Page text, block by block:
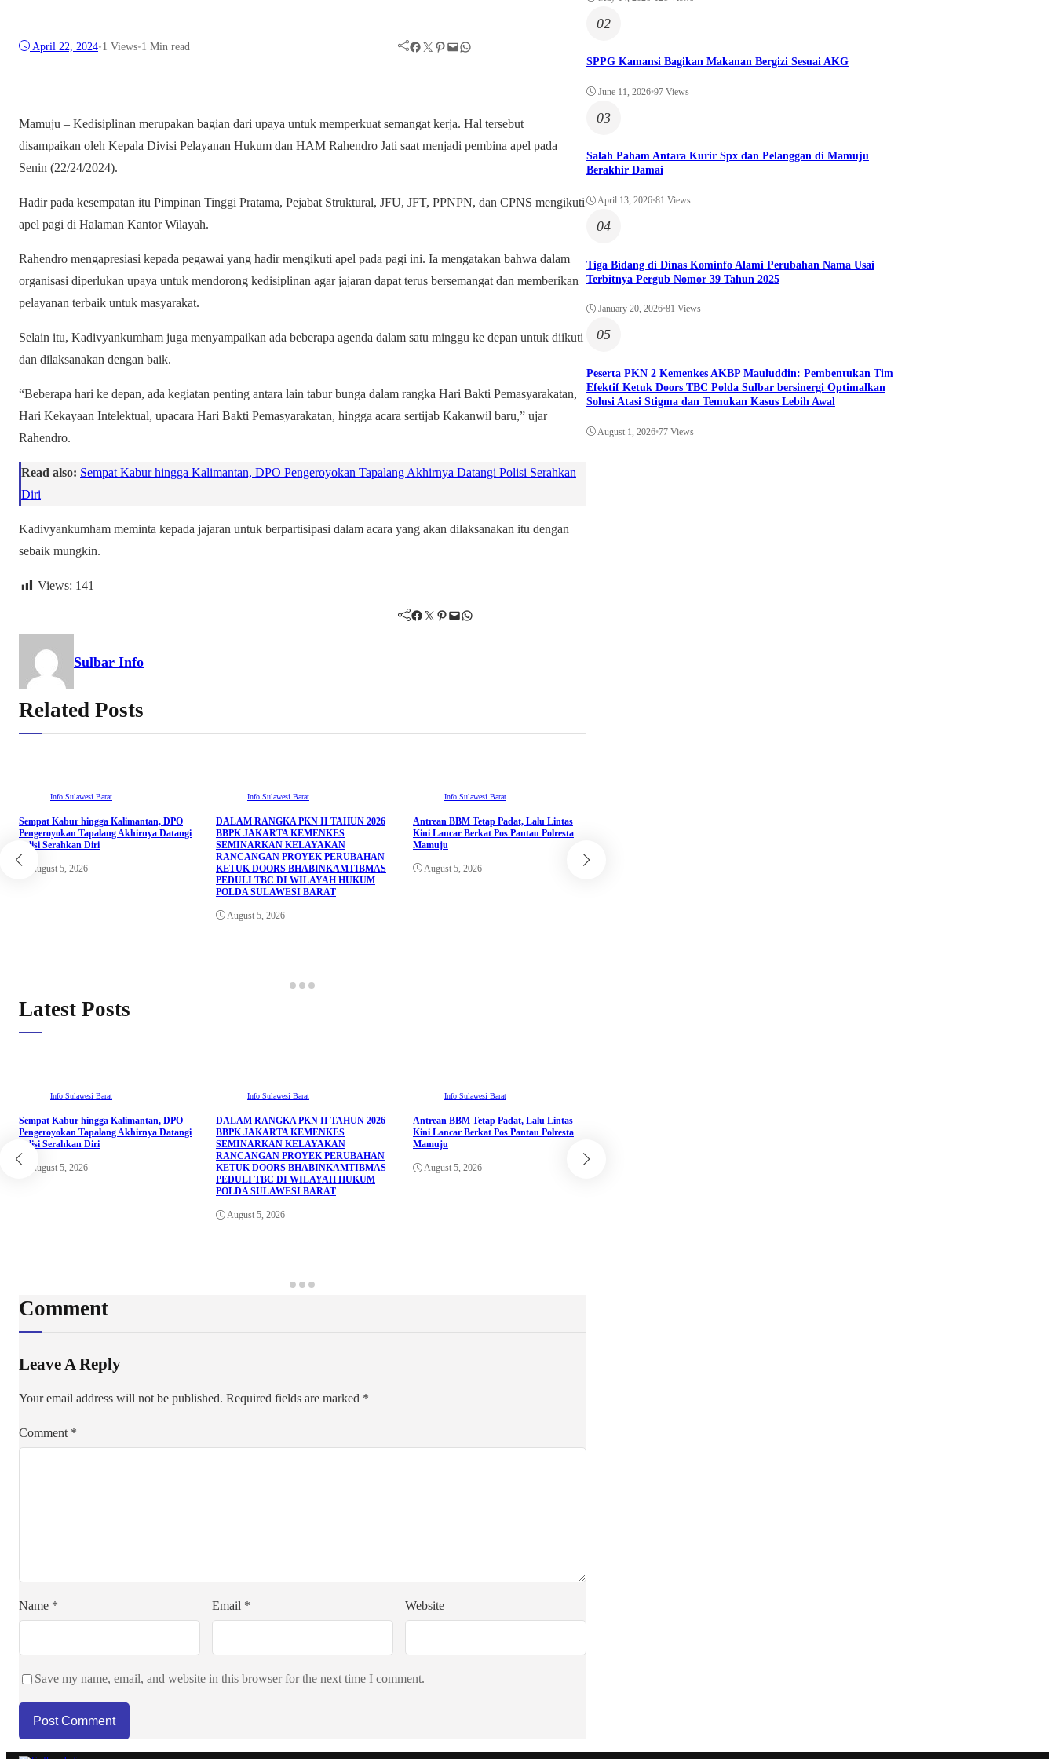
April 22, 2024•1 Views•1 Min read Facebook Twitter Pinterest Mail WhatsApp
Mamuju – Kedisiplinan merupakan bagian dari upaya untuk memperkuat semangat kerja. Hal tersebut
disampaikan oleh Kepala Divisi Pelayanan Hukum dan HAM Rahendro Jati saat menjadi pembina apel pada
Senin (22/24/2024).
Hadir pada kesempatan itu Pimpinan Tinggi Pratama, Pejabat Struktural, JFU, JFT, PPNPN, dan CPNS mengikuti
apel pagi di Halaman Kantor Wilayah.
Rahendro mengapresiasi kepada pegawai yang hadir mengikuti apel pada pagi ini. Ia mengatakan bahwa dalam
organisasi diperlukan upaya untuk mendorong kedisiplinan agar jajaran dapat terus bersemangat dan memberikan
pelayanan terbaik untuk masyarakat.
Selain itu, Kadivyankumham juga menyampaikan ada beberapa agenda dalam satu minggu ke depan untuk diikuti
dan dilaksanakan dengan baik.
“Beberapa hari ke depan, ada kegiatan penting antara lain tabur bunga dalam rangka Hari Bakti Pemasyarakatan,
Hari Kekayaan Intelektual, upacara Hari Bakti Pemasyarakatan, hingga acara sertijab Kakanwil baru,” ujar
Rahendro.
Read also: Sempat Kabur hingga Kalimantan, DPO Pengeroyokan Tapalang Akhirnya Datangi Polisi Serahkan
Diri
Kadivyankumham meminta kepada jajaran untuk berpartisipasi dalam acara yang akan dilaksanakan itu dengan
sebaik mungkin.
Views: 141
Facebook Twitter Pinterest Mail WhatsApp
Sulbar Info
Related Posts
Info Sulawesi Barat
Sempat Kabur hingga Kalimantan, DPO
Pengeroyokan Tapalang Akhirnya Datangi
Polisi Serahkan Diri
August 5, 2026
Info Sulawesi Barat
DALAM RANGKA PKN II TAHUN 2026
BBPK JAKARTA KEMENKES
SEMINARKAN KELAYAKAN
RANCANGAN PROYEK PERUBAHAN
KETUK DOORS BHABINKAMTIBMAS
PEDULI TBC DI WILAYAH HUKUM
POLDA SULAWESI BARAT
August 5, 2026
Info Sulawesi Barat
Antrean BBM Tetap Padat, Lalu Lintas
Kini Lancar Berkat Pos Pantau Polresta
Mamuju
August 5, 2026
Latest Posts
Info Sulawesi Barat
Sempat Kabur hingga Kalimantan, DPO
Pengeroyokan Tapalang Akhirnya Datangi
Polisi Serahkan Diri
August 5, 2026
Info Sulawesi Barat
DALAM RANGKA PKN II TAHUN 2026
BBPK JAKARTA KEMENKES
SEMINARKAN KELAYAKAN
RANCANGAN PROYEK PERUBAHAN
KETUK DOORS BHABINKAMTIBMAS
PEDULI TBC DI WILAYAH HUKUM
POLDA SULAWESI BARAT
August 5, 2026
Info Sulawesi Barat
Antrean BBM Tetap Padat, Lalu Lintas
Kini Lancar Berkat Pos Pantau Polresta
Mamuju
August 5, 2026
Comment
Leave A Reply
Your email address will not be published. Required fields are marked *
Comment *
Name * Email * Website
Save my name, email, and website in this browser for the next time I comment.
02
SPPG Kamansi Bagikan Makanan Bergizi Sesuai AKG
June 11, 2026•97 Views
03
Salah Paham Antara Kurir Spx dan Pelanggan di Mamuju
Berakhir Damai
April 13, 2026•81 Views
04
Tiga Bidang di Dinas Kominfo Alami Perubahan Nama Usai
Terbitnya Pergub Nomor 39 Tahun 2025
January 20, 2026•81 Views
05
Peserta PKN 2 Kemenkes AKBP Mauluddin: Pembentukan Tim
Efektif Ketuk Doors TBC Polda Sulbar bersinergi Optimalkan
Solusi Atasi Stigma dan Temukan Kasus Lebih Awal
August 1, 2026•77 Views